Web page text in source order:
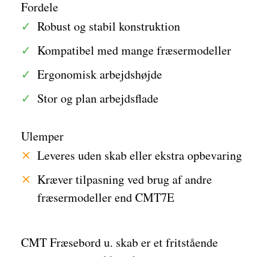
CMT Fræsebord u. skab er et fritstående
Fordele
Robust og stabil konstruktion
Kompatibel med mange fræsermodeller
Ergonomisk arbejdshøjde
Stor og plan arbejdsflade
Ulemper
Leveres uden skab eller ekstra opbevaring
Kræver tilpasning ved brug af andre
fræsermodeller end CMT7E